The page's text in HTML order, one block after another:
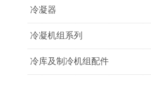
冷凝器
冷凝机组系列
冷库及制冷机组配件